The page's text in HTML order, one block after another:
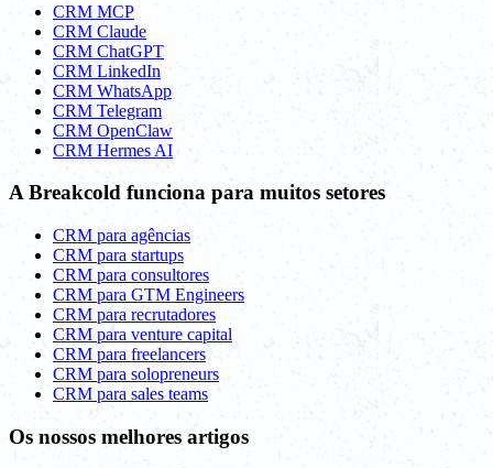
CRM MCP
CRM Claude
CRM ChatGPT
CRM LinkedIn
CRM WhatsApp
CRM Telegram
CRM OpenClaw
CRM Hermes AI
A Breakcold funciona para muitos setores
CRM para agências
CRM para startups
CRM para consultores
CRM para GTM Engineers
CRM para recrutadores
CRM para venture capital
CRM para freelancers
CRM para solopreneurs
CRM para sales teams
Os nossos melhores artigos